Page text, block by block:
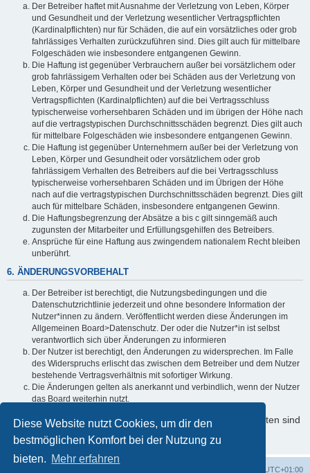
Diese Website nutzt Cookies, um dir den
bestmöglichen Komfort bei der Nutzung zu
bieten. Mehr erfahren
Der Betreiber haftet mit Ausnahme der Verletzung von Leben, Körper
und Gesundheit und der Verletzung wesentlicher Vertragspflichten
(Kardinalpflichten) nur für Schäden, die auf ein vorsätzliches oder grob
fahrlässiges Verhalten zurückzuführen sind. Dies gilt auch für mittelbare
Folgeschäden wie insbesondere entgangenen Gewinn.
Die Haftung ist gegenüber Verbrauchern außer bei vorsätzlichem oder
grob fahrlässigem Verhalten oder bei Schäden aus der Verletzung von
Leben, Körper und Gesundheit und der Verletzung wesentlicher
Vertragspflichten (Kardinalpflichten) auf die bei Vertragsschluss
typischerweise vorhersehbaren Schäden und im übrigen der Höhe nach
auf die vertragstypischen Durchschnittsschäden begrenzt. Dies gilt auch
für mittelbare Folgeschäden wie insbesondere entgangenen Gewinn.
Die Haftung ist gegenüber Unternehmern außer bei der Verletzung von
Leben, Körper und Gesundheit oder vorsätzlichem oder grob
fahrlässigem Verhalten des Betreibers auf die bei Vertragsschluss
typischerweise vorhersehbaren Schäden und im Übrigen der Höhe
nach auf die vertragstypischen Durchschnittsschäden begrenzt. Dies gilt
auch für mittelbare Schäden, insbesondere entgangenen Gewinn.
Die Haftungsbegrenzung der Absätze a bis c gilt sinngemäß auch
zugunsten der Mitarbeiter und Erfüllungsgehilfen des Betreibers.
Ansprüche für eine Haftung aus zwingendem nationalem Recht bleiben
unberührt.
6. ÄNDERUNGSVORBEHALT
Der Betreiber ist berechtigt, die Nutzungsbedingungen und die
Datenschutzrichtlinie jederzeit und ohne besondere Information der
Nutzer*innen zu ändern. Veröffentlicht werden diese Änderungen im
Allgemeinen Board>Datenschutz. Der oder die Nutzer*in ist selbst
verantwortlich sich über Änderungen zu informieren
Der Nutzer ist berechtigt, den Änderungen zu widersprechen. Im Falle
des Widerspruchs erlischt das zwischen dem Betreiber und dem Nutzer
bestehende Vertragsverhältnis mit sofortiger Wirkung.
Die Änderungen gelten als anerkannt und verbindlich, wenn der Nutzer
das Board weiterhin nutzt.
Informationen über den Umgang mit Ihren persönlichen Daten sind
in der Datenschutzrichtlinie enthalten.
UTC+01:00